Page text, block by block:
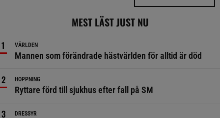
MEST LÄST JUST NU
VÄRLDEN
Mannen som förändrade hästvärlden för alltid är död
HOPPNING
Ryttare förd till sjukhus efter fall på SM
DRESSYR